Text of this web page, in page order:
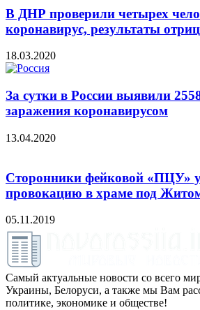
В ДНР проверили четырех
коронавирус, результаты
18.03.2020
За сутки в России выявили
заражения коронавирусом
13.04.2020
Сторонники фейковой «ПЦУ»
провокацию в храме под
05.11.2019
Самый актуальные новости со всего
Украины, Белоруси, а также мы Вам
политике, экономике и обществе!